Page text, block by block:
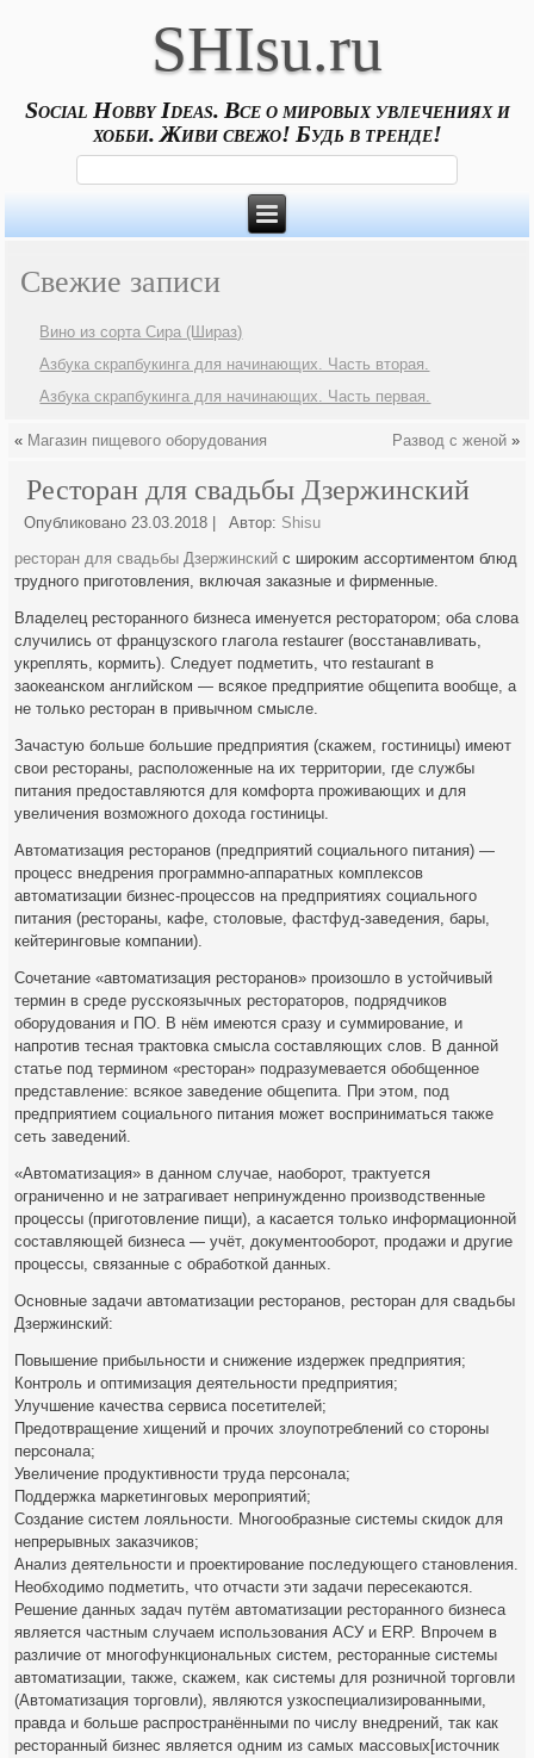
SHIsu.ru
Social Hobby Ideas. Все о мировых увлечениях и
хобби. Живи свежо! Будь в тренде!
Свежие записи
Вино из сорта Сира (Шираз)
Азбука скрапбукинга для начинающих. Часть вторая.
Азбука скрапбукинга для начинающих. Часть первая.
« Магазин пищевого оборудования Развод с женой»
Ресторан для свадьбы Дзержинский
Опубликовано 23.03.2018 Автор: Shisu
ресторан для свадьбы Дзержинский с широким ассортиментом блюд
трудного приготовления, включая заказные и фирменные.
Владелец ресторанного бизнеса именуется ресторатором; оба слова
случились от французского глагола restaurer (восстанавливать,
укреплять, кормить). Следует подметить, что restaurant в
заокеанском английском — всякое предприятие общепита вообще, а
не только ресторан в привычном смысле.
Зачастую больше большие предприятия (скажем, гостиницы) имеют
свои рестораны, расположенные на их территории, где службы
питания предоставляются для комфорта проживающих и для
увеличения возможного дохода гостиницы.
Автоматизация ресторанов (предприятий социального питания) —
процесс внедрения программно-аппаратных комплексов
автоматизации бизнес-процессов на предприятиях социального
питания (рестораны, кафе, столовые, фастфуд-заведения, бары,
кейтеринговые компании).
Сочетание «автоматизация ресторанов» произошло в устойчивый
термин в среде русскоязычных рестораторов, подрядчиков
оборудования и ПО. В нём имеются сразу и суммирование, и
напротив тесная трактовка смысла составляющих слов. В данной
статье под термином «ресторан» подразумевается обобщенное
представление: всякое заведение общепита. При этом, под
предприятием социального питания может восприниматься также
сеть заведений.
«Автоматизация» в данном случае, наоборот, трактуется
ограниченно и не затрагивает непринужденно производственные
процессы (приготовление пищи), а касается только информационной
составляющей бизнеса — учёт, документооборот, продажи и другие
процессы, связанные с обработкой данных.
Основные задачи автоматизации ресторанов, ресторан для свадьбы
Дзержинский:
Повышение прибыльности и снижение издержек предприятия;
Контроль и оптимизация деятельности предприятия;
Улучшение качества сервиса посетителей;
Предотвращение хищений и прочих злоупотреблений со стороны
персонала;
Увеличение продуктивности труда персонала;
Поддержка маркетинговых мероприятий;
Создание систем лояльности. Многообразные системы скидок для
непрерывных заказчиков;
Анализ деятельности и проектирование последующего становления.
Необходимо подметить, что отчасти эти задачи пересекаются.
Решение данных задач путём автоматизации ресторанного бизнеса
является частным случаем использования АСУ и ERP. Впрочем в
различие от многофункциональных систем, ресторанные системы
автоматизации, также, скажем, как системы для розничной торговли
(Автоматизация торговли), являются узкоспециализированными,
правда и больше распространёнными по числу внедрений, так как
ресторанный бизнес является одним из самых массовых[источник